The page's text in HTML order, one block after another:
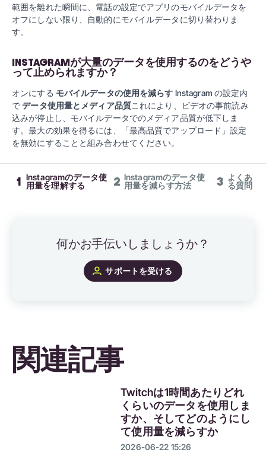
範囲を離れた瞬間に、電話の設定でアプリのモバイルデータを
オフにしない限り、自動的にモバイルデータに切り替わりま
す。
INSTAGRAMが大量のデータを使用するのをどうや
って止められますか？
オンにする モバイルデータの使用を減らす Instagram の設定内
でデータ使用量とメディア品質これにより、ビデオの事前読み
込みが停止し、モバイルデータでのメディア品質が低下しま
す。最大の効果を得るには、「最高品質でアップロード」設定
を無効にすることと組み合わせてください。
1 Instagramのデータ使
用量を理解する
2 Instagramのデータ使
用量を減らす方法
3 よくあ
る質問
何かお手伝いしましょうか？
サポートを受ける
関連記事
Twitchは1時間あたりどれ
くらいのデータを使用しま
すか、そしてどのようにし
て使用量を減らすか
2026-06-22 15:26